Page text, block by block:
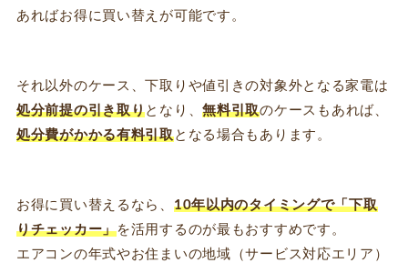
あればお得に買い替えが可能です。
それ以外のケース、下取りや値引きの対象外となる家電は
処分前提の引き取りとなり、無料引取のケースもあれば、
処分費がかかる有料引取となる場合もあります。
お得に買い替えるなら、 10年以内のタイミングで「下取
りチェッカー」を活用するのが最もおすすめです。
エアコンの年式やお住まいの地域（サービス対応エリア）